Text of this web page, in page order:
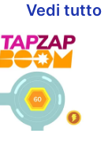
Vedi tutto